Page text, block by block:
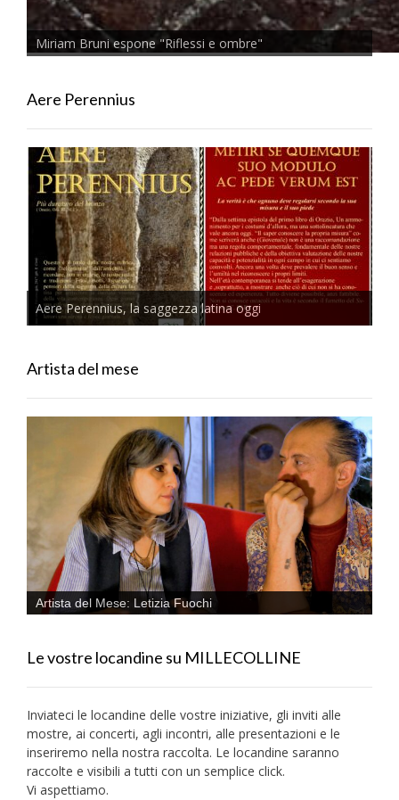
Miriam Bruni espone "Riflessi e ombre"
Aere Perennius
Aere Perennius, la saggezza latina oggi
Artista del mese
Artista del Mese: Letizia Fuochi
Le vostre locandine su MILLECOLLINE
Inviateci le locandine delle vostre iniziative, gli inviti alle
mostre, ai concerti, agli incontri, alle presentazioni e le
inseriremo nella nostra raccolta. Le locandine saranno
raccolte e visibili a tutti con un semplice click.
Vi aspettiamo.